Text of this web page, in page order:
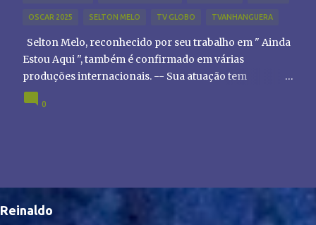
OSCAR 2025 SELTON MELO TV GLOBO TVANHANGUERA
Selton Melo, reconhecido por seu trabalho em " Ainda
Estou Aqui ", também é confirmado em várias
produções internacionais. -- Sua atuação tem
chamado atenção de diretores e produtores fora do
Brasil, abrindo portas para novas oportunidades no
0
Reinaldo